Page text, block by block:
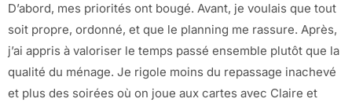
D’abord, mes priorités ont bougé. Avant, je voulais que tout
soit propre, ordonné, et que le planning me rassure. Après,
j’ai appris à valoriser le temps passé ensemble plutôt que la
qualité du ménage. Je rigole moins du repassage inachevé
et plus des soirées où on joue aux cartes avec Claire et